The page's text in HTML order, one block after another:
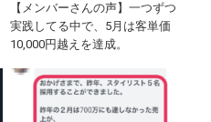
【メンバーさんの声】一つずつ
実践してる中で、5月は客単価
10,000円越えを達成。